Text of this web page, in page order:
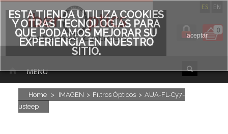
ES EN
0
MENU
Home > IMAGEN > Filtros Ópticos > AUA-FL-Cy7-
usteep
ESTA TIENDA UTILIZA COOKIES
Y OTRAS TECNOLOGÍAS PARA
QUE PODAMOS MEJORAR SU
EXPERIENCIA EN NUESTRO
SITIO.
aceptar